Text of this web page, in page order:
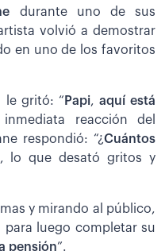
durante uno de sus
volvió a demostrar
en uno de los favoritos
le gritó: “ Papi, aquí está
reacción del
respondió: “¿Cuántos
lo que desató gritos y
y mirando al público,
para luego completar su
pensión”.